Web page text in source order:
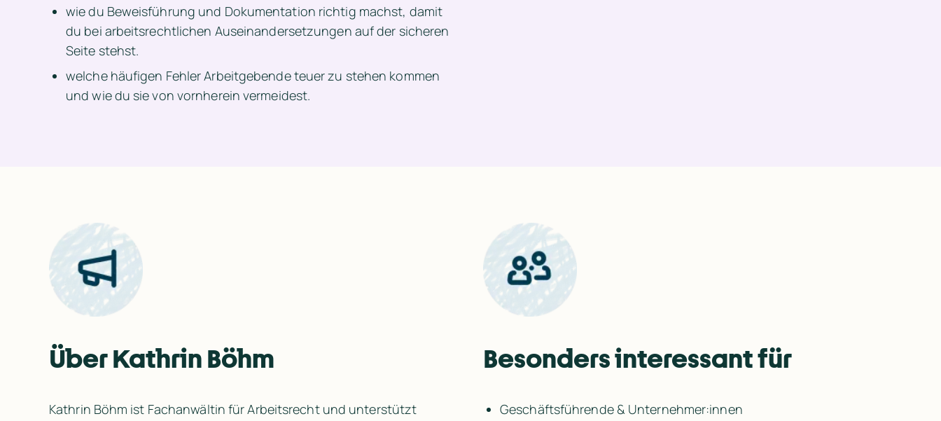
wie du Beweisführung und Dokumentation richtig machst, damit
du bei arbeitsrechtlichen Auseinandersetzungen auf der sicheren
Seite stehst.
welche häufigen Fehler Arbeitgebende teuer zu stehen kommen
und wie du sie von vornherein vermeidest.
Über Kathrin Böhm
Kathrin Böhm ist Fachanwältin für Arbeitsrecht und unterstützt
Besonders interessant für
Geschäftsführende & Unternehmer:innen